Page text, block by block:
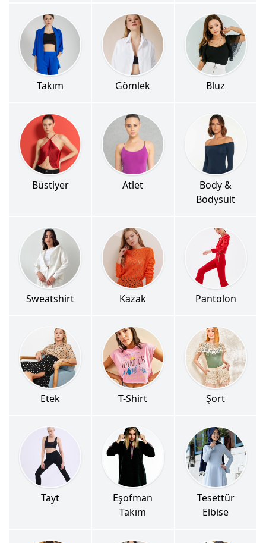
Takım Gömlek Bluz
Büstiyer Atlet
Body &
Bodysuit
Sweatshirt Kazak Pantolon
Etek T-Shirt Şort
Tayt
Eşofman
Takım
Tesettür
Elbise